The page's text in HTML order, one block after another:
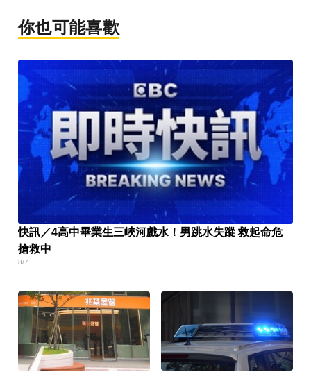
你也可能喜歡
快訊／4高中畢業生三峽河戲水！男跳水失蹤 救起命危
搶救中
8/7